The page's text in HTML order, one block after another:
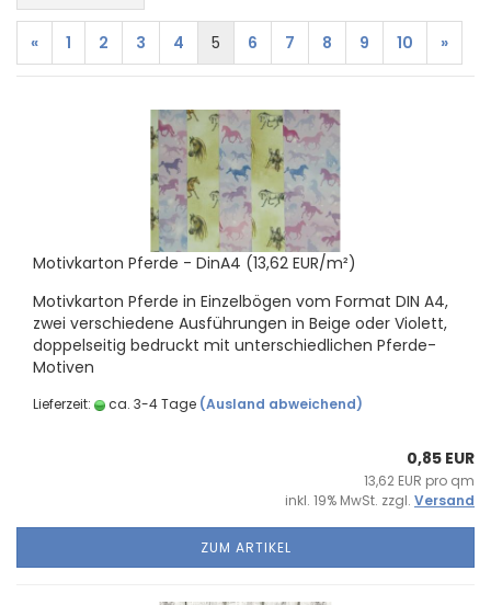
« 1 2 3 4 5 6 7 8 9 10 »
Mo­tiv­kar­ton Pfer­de - DinA4 (13,62 EUR/m²)
Mo­tiv­kar­ton Pfer­de in Ein­zel­bö­gen vom For­mat DIN A4,
zwei ver­schie­de­ne Aus­füh­run­gen in Beige oder Vio­lett,
dop­pel­sei­tig be­druckt mit un­ter­schied­li­chen Pferde-​
Motiven
Lieferzeit: ca. 3-4 Tage (Ausland abweichend)
0,85 EUR
13,62 EUR pro qm
inkl. 19% MwSt. zzgl. Versand
ZUM ARTIKEL